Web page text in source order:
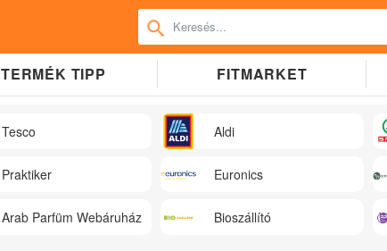
TERMÉK TIPP FITMARKET
Tesco Aldi
Praktiker Euronics
Arab Parfüm Webáruház Bioszállító